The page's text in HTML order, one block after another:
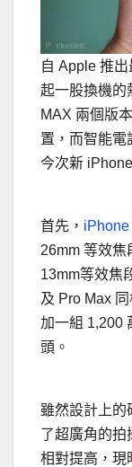
自 Apple 推
起一股換機的
MAX 兩個版
置，而智能電
今次新
首先， iPhone
26mm 等效焦
13mm等效焦
及 Pro Max
加一組 1,200
頭。
雖然設計上的
了超廣角的拍
相對提高，現